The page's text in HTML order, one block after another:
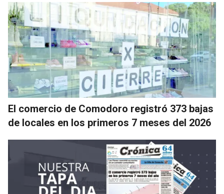
El comercio de Comodoro registró 373 bajas
de locales en los primeros 7 meses del 2026